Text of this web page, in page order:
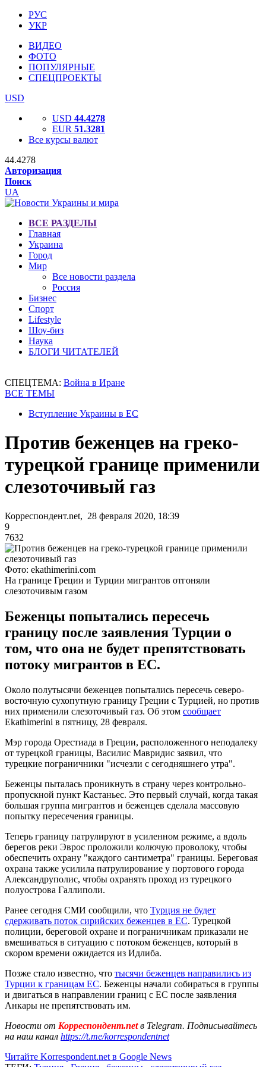
РУС
УКР
ВИДЕО
ФОТО
ПОПУЛЯРНЫЕ
СПЕЦПРОЕКТЫ
USD
USD 44.4278
EUR 51.3281
Все курсы валют
44.4278
Авторизация
Поиск
UA
ВСЕ РАЗДЕЛЫ
Главная
Украина
Город
Мир
Все новости раздела
Россия
Бизнес
Спорт
Lifestyle
Шоу-биз
Наука
БЛОГИ ЧИТАТЕЛЕЙ
СПЕЦТЕМА: Война в Иране
ВСЕ ТЕМЫ
Вступление Украины в ЕС
Против беженцев на греко-
турецкой границе применили
слезоточивый газ
Корреспондент.net, 28 февраля 2020, 18:39
9
7632
Фото: ekathimerini.com
На границе Греции и Турции мигрантов отгоняли
слезоточивым газом
Беженцы попытались пересечь
границу после заявления Турции о
том, что она не будет препятствовать
потоку мигрантов в ЕС.
Около полутысячи беженцев попытались пересечь северо-
восточную сухопутную границу Греции с Турцией, но против
них применили слезоточивый газ. Об этом сообщает
Ekathimerini в пятницу, 28 февраля.
Мэр города Орестиада в Греции, расположенного неподалеку
от турецкой границы, Василис Мавридис заявил, что
турецкие пограничники "исчезли с сегодняшнего утра".
Беженцы пыталась проникнуть в страну через контрольно-
пропускной пункт Кастаньес. Это первый случай, когда такая
большая группа мигрантов и беженцев сделала массовую
попытку пересечения границы.
Теперь границу патрулируют в усиленном режиме, а вдоль
берегов реки Эврос проложили колючую проволоку, чтобы
обеспечить охрану "каждого сантиметра" границы. Береговая
охрана также усилила патрулирование у портового города
Александруполис, чтобы охранять проход из турецкого
полуострова Галлиполи.
Ранее сегодня СМИ сообщили, что Турция не будет
сдерживать поток сирийских беженцев в ЕС. Турецкой
полиции, береговой охране и пограничникам приказали не
вмешиваться в ситуацию с потоком беженцев, который в
скором времени ожидается из Идлиба.
Позже стало известно, что тысячи беженцев направились из
Турции к границам ЕС. Беженцы начали собираться в группы
и двигаться в направлении границ с ЕС после заявления
Анкары не препятствовать им.
Новости от Корреспондент.netв Telegram. Подписывайтесь
на наш канал https://t.me/korrespondentnet
Читайте Korrespondent.net в Google News